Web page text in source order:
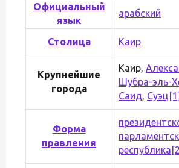
Официальный
язык
арабский
Столица Каир
Крупнейшие
города
Каир,
Шубра-эль-
Саид, Суэц [1]
Форма
правления
республика